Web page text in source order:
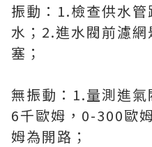
振動：1.檢查供水
水；2.進水閥前濾
塞；
無振動：1.量測進
6千歐姆，0-300歐
姆為開路；